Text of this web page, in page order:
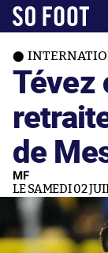
Tévez
de
MF
LE SAMEDI 02